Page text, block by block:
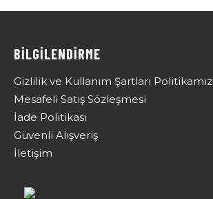
BİLGİLENDİRME
Gizlilik ve Kullanım Şartları Politikamız
Mesafeli Satış Sözleşmesi
İade Politikası
Güvenli Alışveriş
İletişim